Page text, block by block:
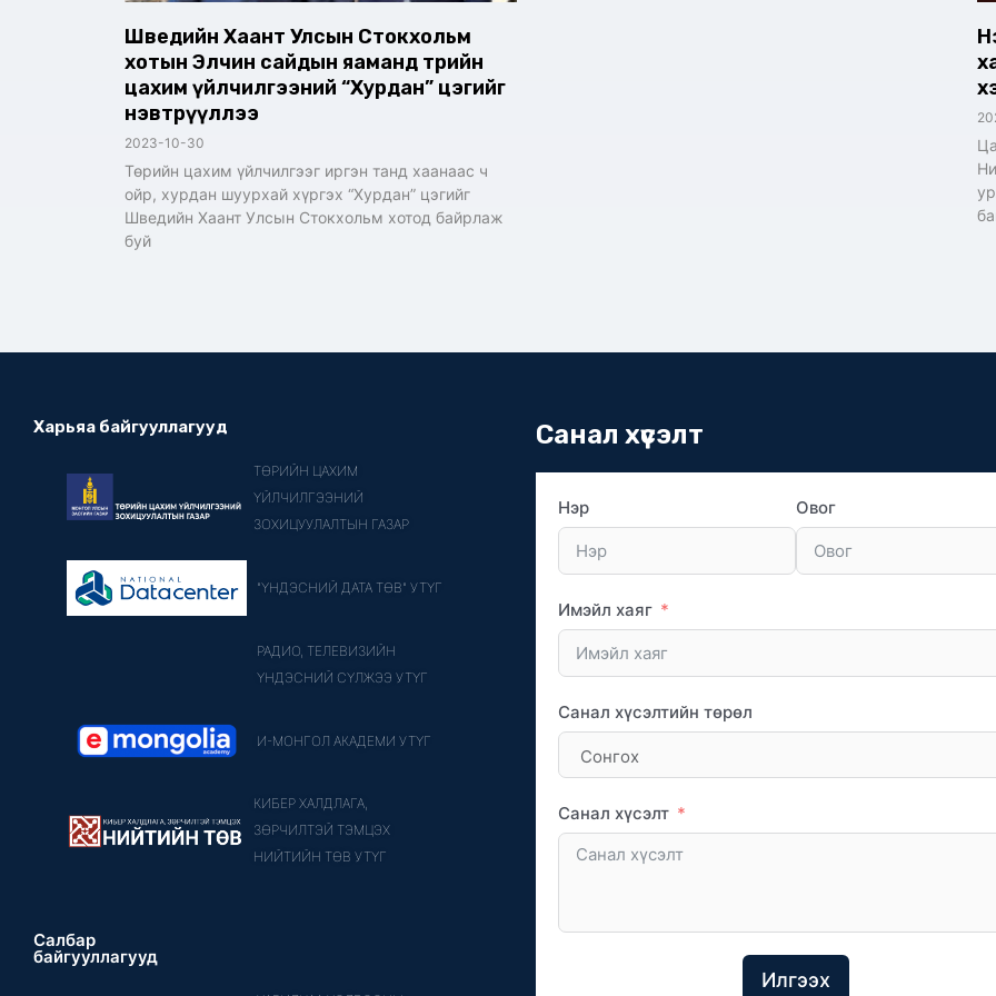
Шведийн Хаант Улсын Стокхольм
хотын Элчин сайдын яаманд төрийн
цахим үйлчилгээний “Хурдан” цэгийг
нэвтрүүллээ
2023-10-30
Төрийн цахим үйлчилгээг иргэн танд хаанаас ч
ойр, хурдан шуурхай хүргэх “Хурдан” цэгийг
Шведийн Хаант Улсын Стокхольм хотод байрлаж
буй
Харьяа байгууллагууд
ТӨРИЙН ЦАХИМ
ҮЙЛЧИЛГЭЭНИЙ
ЗОХИЦУУЛАЛТЫН ГАЗАР
"ҮНДЭСНИЙ ДАТА ТӨВ" УТҮГ
РАДИО, ТЕЛЕВИЗИЙН
ҮНДЭСНИЙ СҮЛЖЭЭ УТҮГ
И-МОНГОЛ АКАДЕМИ УТҮГ
КИБЕР ХАЛДЛАГА,
ЗӨРЧИЛТЭЙ ТЭМЦЭХ
НИЙТИЙН ТӨВ УТҮГ
Салбар
байгууллагууд
Санал хүсэлт
Нэр Овог
Имэйл хаяг
Санал хүсэлтийн төрөл
Санал хүсэлт
Илгээх